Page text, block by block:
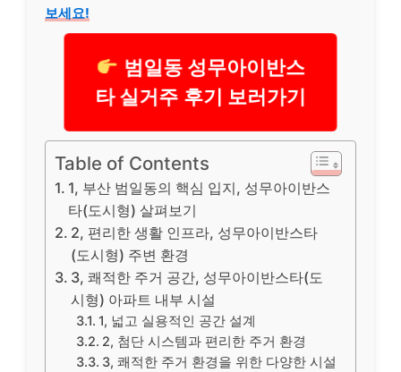
보세요!
범일동 성무아이반스
타 실거주 후기 보러가기
Table of Contents
1, 부산 범일동의 핵심 입지, 성무아이반스
타(도시형) 살펴보기
2, 편리한 생활 인프라, 성무아이반스타
(도시형) 주변 환경
3, 쾌적한 주거 공간, 성무아이반스타(도
시형) 아파트 내부 시설
1, 넓고 실용적인 공간 설계
2, 첨단 시스템과 편리한 주거 환경
3, 쾌적한 주거 환경을 위한 다양한 시설